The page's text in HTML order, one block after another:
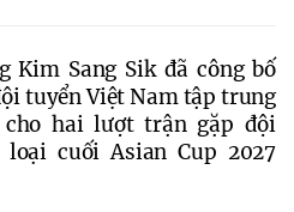
Kim Sang Sik đã công bố
tuyển Việt Nam tập trung
hai lượt trận gặp đội
cuối Asian Cup 2027